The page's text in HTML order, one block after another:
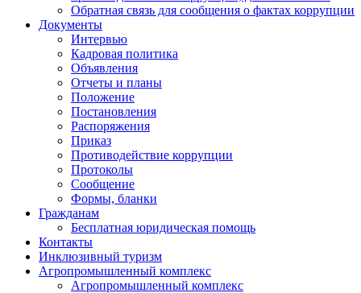
Обратная связь для сообщения о фактах коррупции
Документы
Интервью
Кадровая политика
Объявления
Отчеты и планы
Положение
Постановления
Распоряжения
Приказ
Противодействие коррупции
Протоколы
Сообщение
Формы, бланки
Гражданам
Бесплатная юридическая помощь
Контакты
Инклюзивный туризм
Агропромышленный комплекс
Агропромышленный комплекс